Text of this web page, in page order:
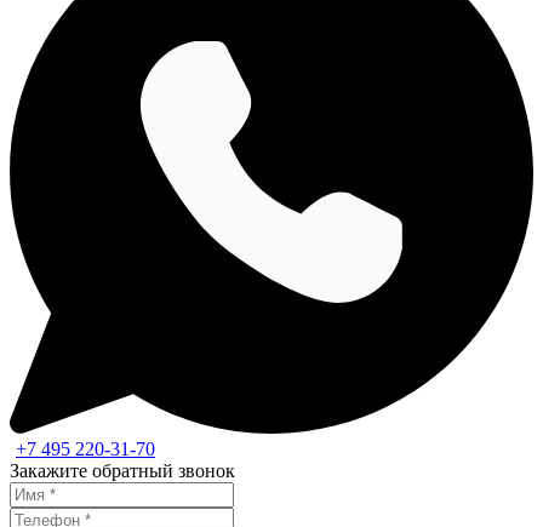
+7 495 220-31-70
Закажите обратный звонок